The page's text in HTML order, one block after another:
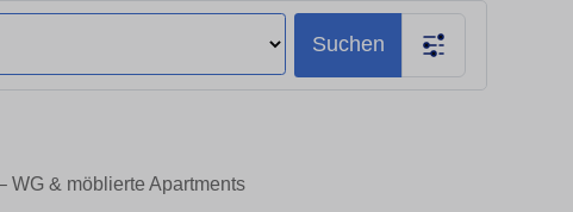
Suchen
WG & möblierte Apartments